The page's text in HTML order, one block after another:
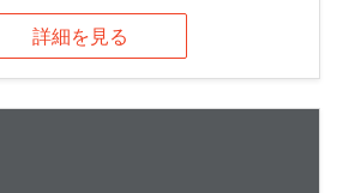
詳細を見る